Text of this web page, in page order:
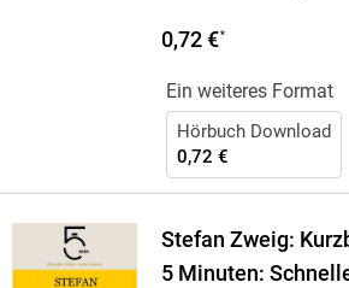
0,72 €*
Ein weiteres Format
Hörbuch Download
0,72 €
Stefan Zweig:
5 Minuten: